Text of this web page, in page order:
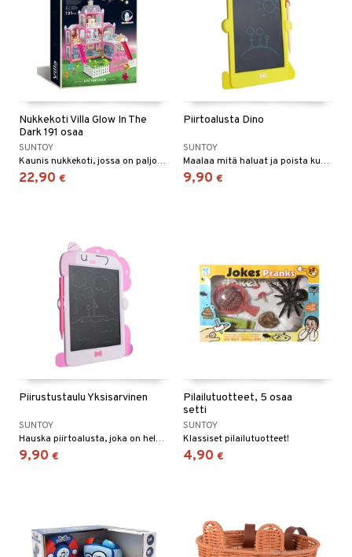
Nukkekoti Villa Glow In The
Dark 191 osaa
SUNTOY
Kaunis nukkekoti, jossa on paljon tarvikkeita!
22,90 €
Piirtoalusta Dino
SUNTOY
Maalaa mitä haluat ja poista kuva yhdellä napin painalluksella!
9,90 €
Piirustustaulu Yksisarvinen
SUNTOY
Hauska piirtoalusta, joka on helppokäyttöinen!
9,90 €
Pilailutuotteet, 5 osaa
setti
SUNTOY
Klassiset pilailutuotteet!
4,90 €